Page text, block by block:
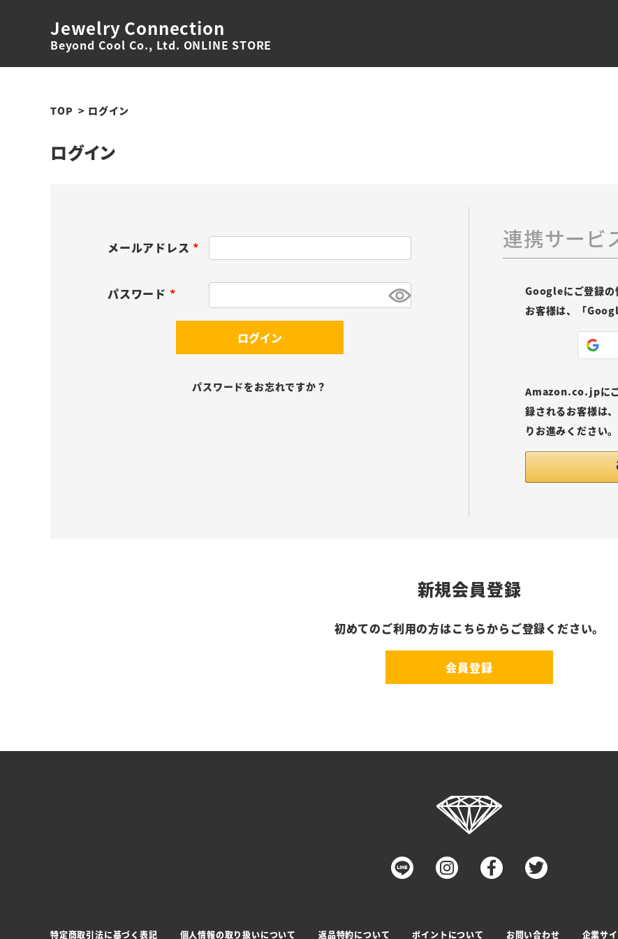
Jewelry Connection
Beyond Cool Co., Ltd. ONLINE STORE
TOP ログイン
ログイン
メールアドレス
パスワード
ログイン
パスワードをお忘れですか？
連携サービ
Googleにご登録の
お客様は、「
Amazon.co.jpにご
録されるお客様は
りお進みください。
新規会員登録
初めてのご利用の方はこちらからご登録ください。
会員登録
特定商取引法に基づく表記 個人情報の取り扱いについて 返品特約について ポイントについて お問い合わせ 企業サ